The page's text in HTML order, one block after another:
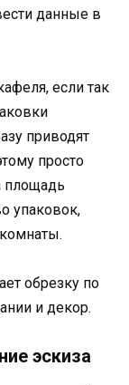
данные в
если так
приводят
просто
площадь
упаковок,
обрезку по
и декор.
эскиза